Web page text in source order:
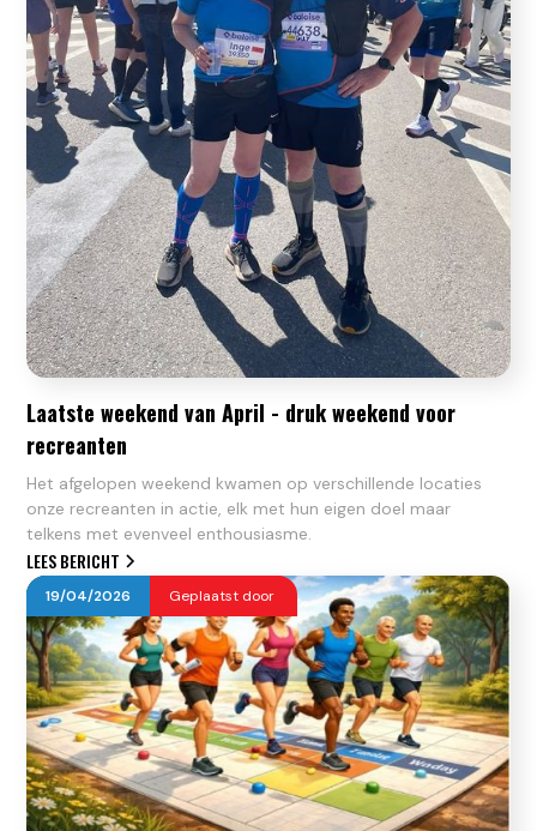
Laatste weekend van April - druk weekend voor
recreanten
Het afgelopen weekend kwamen op verschillende locaties
onze recreanten in actie, elk met hun eigen doel maar
telkens met evenveel enthousiasme.
LEES BERICHT
19/04/2026 Geplaatst door